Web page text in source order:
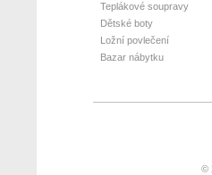
Teplákové soupravy
Dětské boty
Ložní povlečení
Bazar nábytku
©